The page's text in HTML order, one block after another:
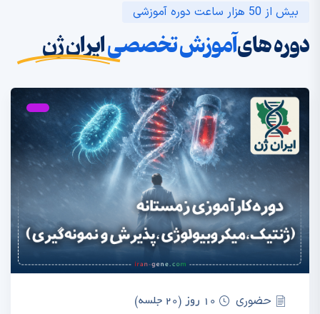
بیش از 50 هزار ساعت دوره آموزشی
دوره هایآموزش تخصصیایران ژن
حضوری 10 روز (20 جلسه)